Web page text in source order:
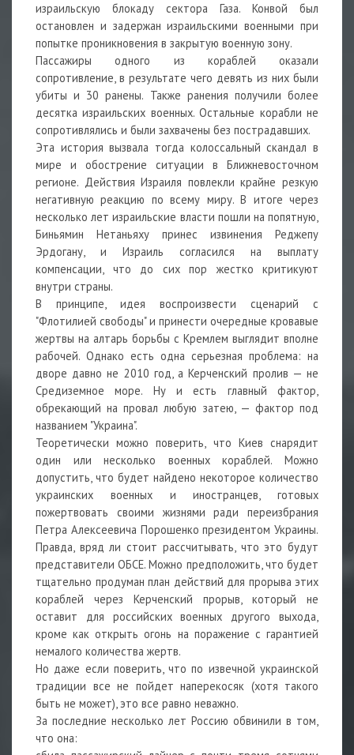
израильскую блокаду сектора Газа. Конвой был
остановлен и задержан израильскими военными при
попытке проникновения в закрытую военную зону.
Пассажиры одного из кораблей оказали
сопротивление, в результате чего девять из них были
убиты и 30 ранены. Также ранения получили более
десятка израильских военных. Остальные корабли не
сопротивлялись и были захвачены без пострадавших.
Эта история вызвала тогда колоссальный скандал в
мире и обострение ситуации в Ближневосточном
регионе. Действия Израиля повлекли крайне резкую
негативную реакцию по всему миру. В итоге через
несколько лет израильские власти пошли на попятную,
Биньямин Нетаньяху принес извинения Реджепу
Эрдогану, и Израиль согласился на выплату
компенсации, что до сих пор жестко критикуют
внутри страны.
В принципе, идея воспроизвести сценарий с
"Флотилией свободы" и принести очередные кровавые
жертвы на алтарь борьбы с Кремлем выглядит вполне
рабочей. Однако есть одна серьезная проблема: на
дворе давно не 2010 год, а Керченский пролив — не
Средиземное море. Ну и есть главный фактор,
обрекающий на провал любую затею, — фактор под
названием "Украина".
Теоретически можно поверить, что Киев снарядит
один или несколько военных кораблей. Можно
допустить, что будет найдено некоторое количество
украинских военных и иностранцев, готовых
пожертвовать своими жизнями ради переизбрания
Петра Алексеевича Порошенко президентом Украины.
Правда, вряд ли стоит рассчитывать, что это будут
представители ОБСЕ. Можно предположить, что будет
тщательно продуман план действий для прорыва этих
кораблей через Керченский прорыв, который не
оставит для российских военных другого выхода,
кроме как открыть огонь на поражение с гарантией
немалого количества жертв.
Но даже если поверить, что по извечной украинской
традиции все не пойдет наперекосяк (хотя такого
быть не может), это все равно неважно.
За последние несколько лет Россию обвинили в том,
что она: